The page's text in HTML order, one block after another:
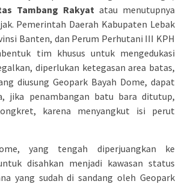
Tambang Rakyat atau menutupnya
Pemerintah Daerah Kabupaten Lebak
Banten, dan Perum Perhutani III KPH
tim khusus untuk mengedukasi
diperlukan ketegasan area batas,
diusung Geopark Bayah Dome, dapat
jika penambangan batu bara ditutup,
karena menyangkut isi perut
yang tengah diperjuangkan ke
disahkan menjadi kawasan status
yang sudah di sandang oleh Geopark